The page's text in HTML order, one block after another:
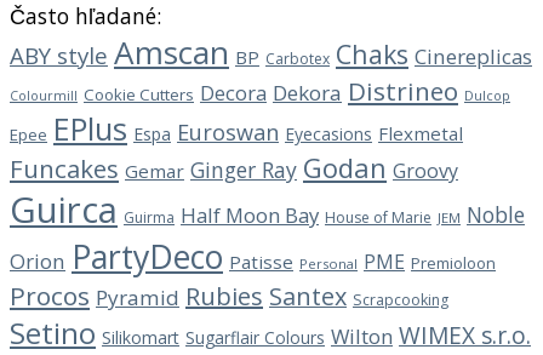
Často hľadané:
ABY style Amscan BP Carbotex Chaks Cinereplicas
Colourmill Cookie Cutters Decora Dekora Distrineo Dulcop
Epee EPlus Espa Euroswan Eyecasions Flexmetal
Funcakes Gemar Ginger Ray Godan Groovy
Guirca Guirma Half Moon Bay House of Marie JEM Noble
Orion PartyDeco Patisse Personal PME Premioloon
Procos Pyramid Rubies Santex Scrapcooking
Setino Silikomart Sugarflair Colours Wilton WIMEX s.r.o.